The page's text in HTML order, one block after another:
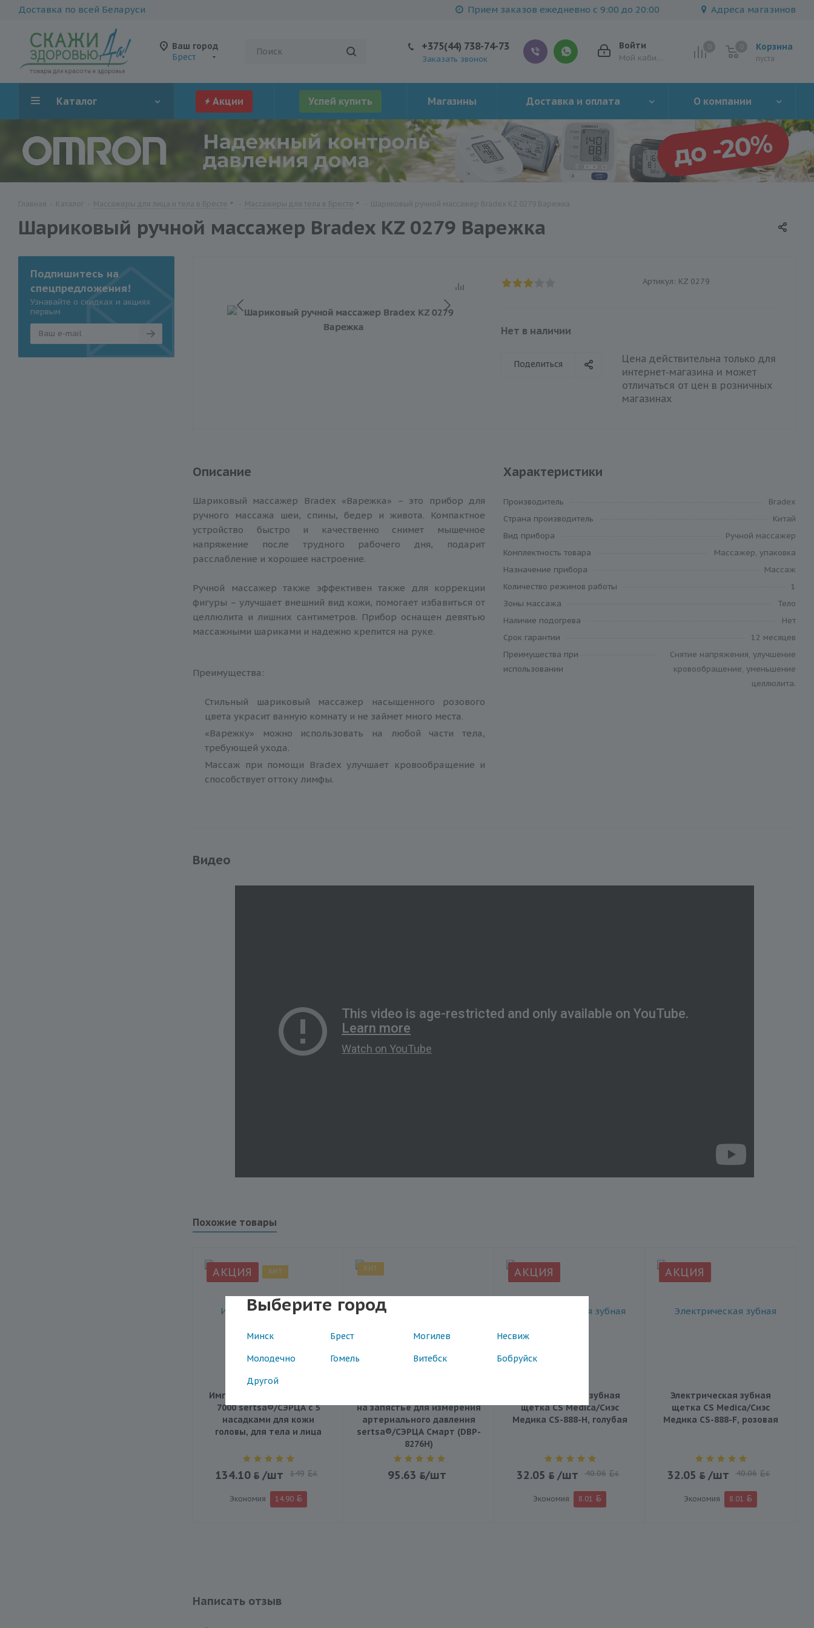
Выберите город
Минск Брест Могилев Несвиж
Молодечно Гомель Витебск Бобруйск
Другой
Доставка по всей Беларуси Прием заказов ежедневно с 9:00 до 20:00 Адреса магазинов
Ваш город
Брест
Корзина
пуста
Войти
Мой кабинет
+375(44) 738-74-73
Заказать звонок
Каталог Акции Успей купить Магазины Доставка и оплата О компании
Шариковый ручной массажер Bradex KZ 0279 Варежка
Артикул: KZ 0279
Нет в наличии
Поделиться
Цена действительна только для
интернет-магазина и может
отличаться от цен в розничных
магазинах
Описание
Шариковый массажер Bradex «Варежка» – это прибор для
ручного массажа шеи, спины, бедер и живота. Компактное
устройство быстро и качественно снимет мышечное
напряжение после трудного рабочего дня, подарит
расслабление и хорошее настроение.
Ручной массажер также эффективен также для коррекции
фигуры – улучшает внешний вид кожи, помогает избавиться от
целлюлита и лишних сантиметров. Прибор оснащен девятью
массажными шариками и надежно крепится на руке.
Преимущества:
Стильный шариковый массажер насыщенного розового
цвета украсит ванную комнату и не займет много места.
«Варежку» можно использовать на любой части тела,
требующей ухода.
Массаж при помощи Bradex улучшает кровообращение и
способствует оттоку лимфы.
Характеристики
Производитель
Bradex
Cтрана производитель
Китай
Вид прибора
Ручной массажер
Комплектность товара
Массажер, упаковка
Назначение прибора
Массаж
Количество режимов работы
1
Зоны массажа
Тело
Наличие подогрева
Нет
Срок гарантии
12 месяцев
Преимущества при
использовании
Снятие напряжения, улучшение
кровообращение, уменьшение
целлюлита.
Видео
Похожие товары
АКЦИЯ ХИТ
Импульсный массажер BP-
7000 sertsa®/СЭРЦА с 5
насадками для кожи
головы, для тела и лица
134.10 /шт 149 BYN
Экономия 14.90
ХИТ
на запястье для измерения
артериального давления
sertsa®/СЭРЦА Смарт (DBP-
8276H)
95.63 /шт
АКЦИЯ
Электрическая зубная
щетка CS Medica/Сиэс
Медика CS-888-H, голубая
32.05 /шт 40.06 BYN
Экономия 8.01
АКЦИЯ
Электрическая зубная
щетка CS Medica/Сиэс
Медика CS-888-F, розовая
32.05 /шт 40.06 BYN
Экономия 8.01
Написать отзыв
Подпишитесь на
спецпредложения!
Узнавайте о скидках и акциях
первым